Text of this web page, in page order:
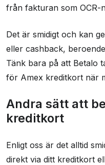
från fakturan som OCR-
Det är smidigt och kan
eller cashback,
Tänk bara på att Betalo
för Amex kreditkort när
Andra sätt att
kreditkort
Enligt oss är det alltid
direkt via ditt kreditkort